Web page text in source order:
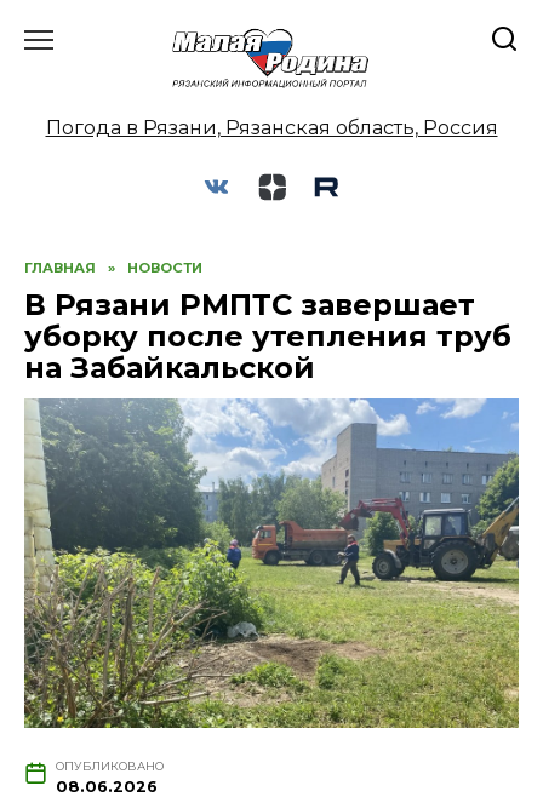
Погода в Рязани, Рязанская область, Россия
ГЛАВНАЯ » НОВОСТИ
В Рязани РМПТС завершает
уборку после утепления труб
на Забайкальской
ОПУБЛИКОВАНО
08.06.2026